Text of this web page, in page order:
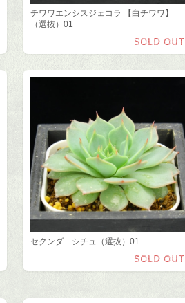
チワワエンシスジェコラ 【白チワワ】
（選抜）01
SOLD OUT
セクンダ シチュ（選抜）01
SOLD OUT